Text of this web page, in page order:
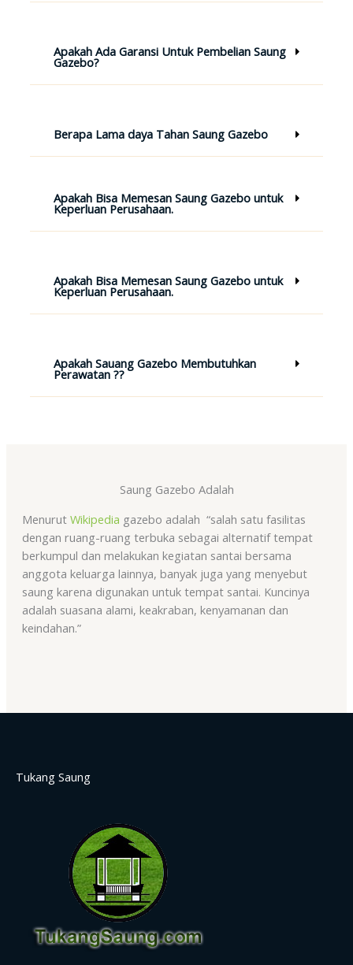
Apakah Ada Garansi Untuk Pembelian Saung
Gazebo?
Berapa Lama daya Tahan Saung Gazebo
Apakah Bisa Memesan Saung Gazebo untuk
Keperluan Perusahaan.
Apakah Bisa Memesan Saung Gazebo untuk
Keperluan Perusahaan.
Apakah Sauang Gazebo Membutuhkan
Perawatan ??
Saung Gazebo Adalah
Menurut Wikipedia gazebo adalah “salah satu fasilitas
dengan ruang-ruang terbuka sebagai alternatif tempat
berkumpul dan melakukan kegiatan santai bersama
anggota keluarga lainnya, banyak juga yang menyebut
saung karena digunakan untuk tempat santai. Kuncinya
adalah suasana alami, keakraban, kenyamanan dan
keindahan.”
Tukang Saung